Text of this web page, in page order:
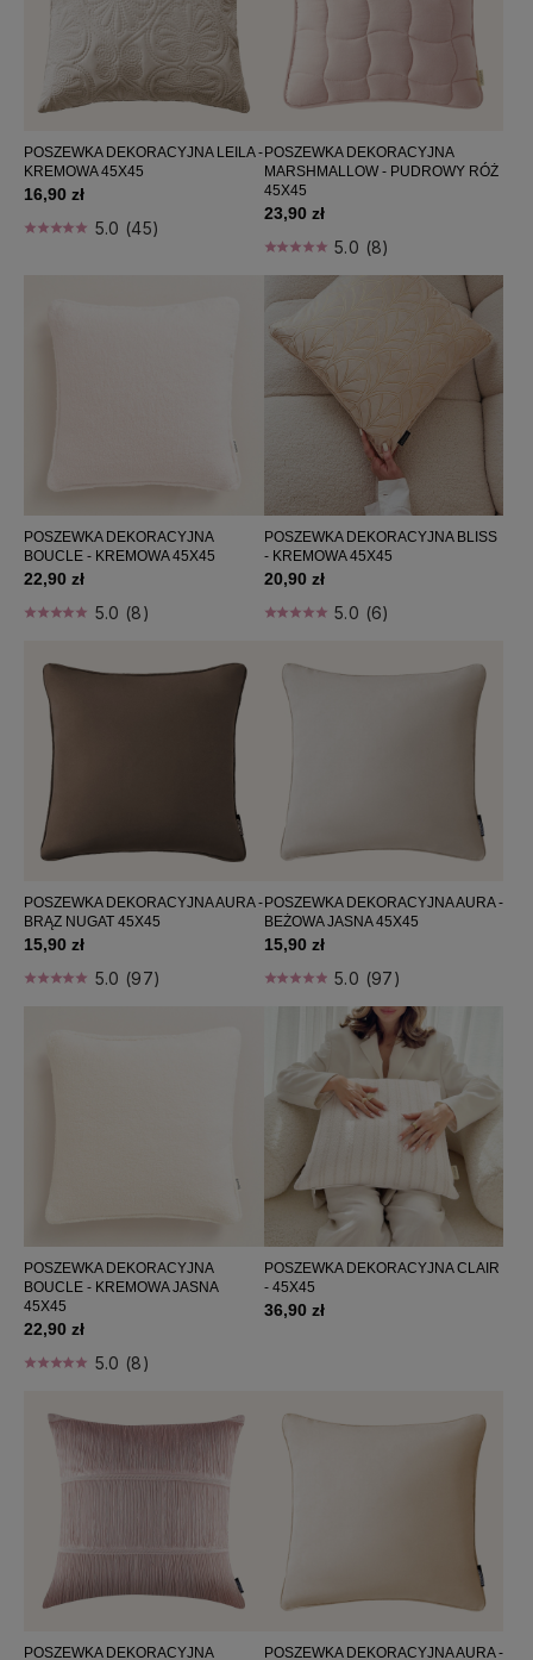
POSZEWKA DEKORACYJNA LEILA -
KREMOWA 45X45
16,90 zł
5.0 (45)
POSZEWKA DEKORACYJNA
MARSHMALLOW - PUDROWY RÓŻ
45X45
23,90 zł
5.0 (8)
POSZEWKA DEKORACYJNA
BOUCLE - KREMOWA 45X45
22,90 zł
5.0 (8)
POSZEWKA DEKORACYJNA BLISS
- KREMOWA 45X45
20,90 zł
5.0 (6)
POSZEWKA DEKORACYJNA AURA -
BRĄZ NUGAT 45X45
15,90 zł
5.0 (97)
POSZEWKA DEKORACYJNA AURA -
BEŻOWA JASNA 45X45
15,90 zł
5.0 (97)
POSZEWKA DEKORACYJNA
BOUCLE - KREMOWA JASNA
45X45
22,90 zł
5.0 (8)
POSZEWKA DEKORACYJNA CLAIR
- 45X45
36,90 zł
POSZEWKA DEKORACYJNA
POSZEWKA DEKORACYJNA AURA -